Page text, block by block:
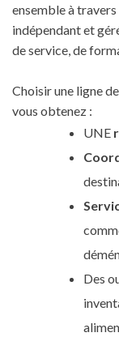
ensemble à travers
indépendant et
de service, de
Choisir une ligne
vous obtenez :
UNE
Des